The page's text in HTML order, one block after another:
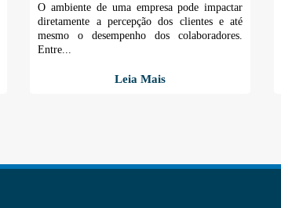
O ambiente de uma empresa pode impactar
diretamente a percepção dos clientes e até
mesmo o desempenho dos colaboradores.
Entre...
Leia Mais